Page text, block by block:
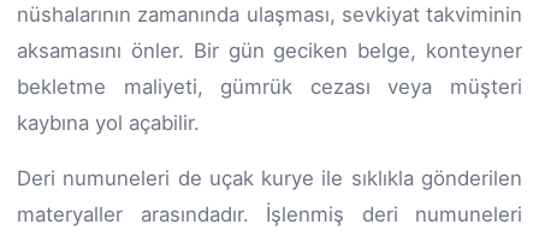
nüshalarının zamanında ulaşması, sevkiyat takviminin
aksamasını önler. Bir gün geciken belge, konteyner
bekletme maliyeti, gümrük cezası veya müşteri
kaybına yol açabilir.
Deri numuneleri de uçak kurye ile sıklıkla gönderilen
materyaller arasındadır. İşlenmiş deri numuneleri